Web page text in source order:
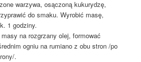
warzywa, osączoną kukurydzę,
do smaku. Wyrobić masę,
1 godziny.
masy na rozgrzany olej, formować
ogniu na rumiano z obu stron /po
.